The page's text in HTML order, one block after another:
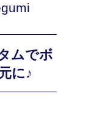
ムでボ
に♪